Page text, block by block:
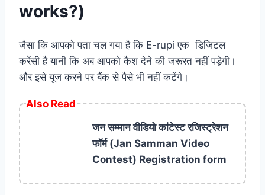
works?)
जैसा कि आपको पता चल गया है कि E-rupi एक डिजिटल
करेंसी है यानी कि अब आपको कैश देने की जरूरत नहीं पड़ेगी।
और इसे यूज करने पर बैंक से पैसे भी नहीं कटेंगे।
Also Read
जन सम्मान वीडियो कांटेस्ट रजिस्ट्रेशन
फॉर्म (Jan Samman Video
Contest) Registration form